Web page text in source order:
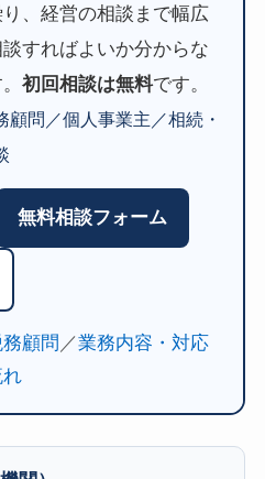
、経営の相談まで幅広
すればよいか分からな
初回相談は無料です。
問／個人事業主／相続・
無料相談フォーム
顧問 ／業務内容・対応